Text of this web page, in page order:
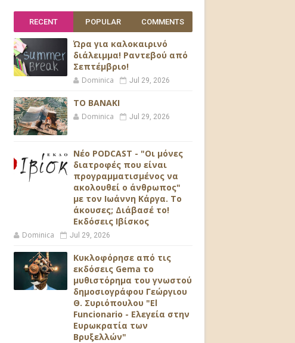
RECENT POPULAR COMMENTS
Ώρα για καλοκαιρινό
διάλειμμα! Ραντεβού από
Σεπτέμβριο!
Dominica Jul 29, 2026
ΤΟ ΒΑΝΑΚΙ
Dominica Jul 29, 2026
Νέο PODCAST - "Οι μόνες
διατροφές που είναι
προγραμματισμένος να
ακολουθεί ο άνθρωπος"
με τον Ιωάννη Κάργα. Το
άκουσες; Διάβασέ το!
Εκδόσεις Ιβίσκος
Dominica Jul 29, 2026
Κυκλοφόρησε από τις
εκδόσεις Gema το
μυθιστόρημα του γνωστού
δημοσιογράφου Γεώργιου
Θ. Συριόπουλου "El
Funcionario - Ελεγεία στην
Ευρωκρατία των
Βρυξελλών"